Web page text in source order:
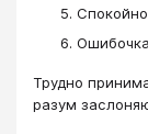
Ошибочка
Трудно
разум